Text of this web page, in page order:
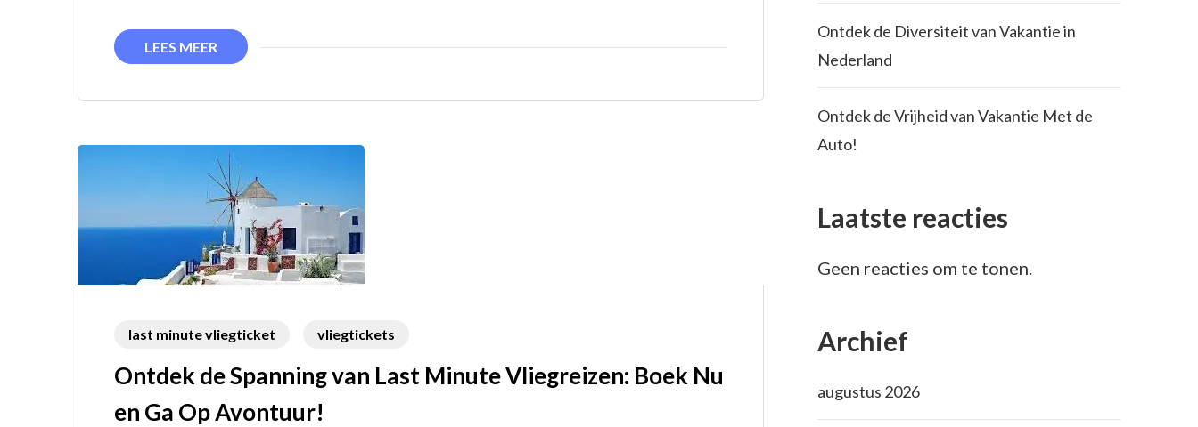
LEES MEER
last minute vliegticket vliegtickets
Ontdek de Spanning van Last Minute Vliegreizen: Boek Nu
en Ga Op Avontuur!
Ontdek de Diversiteit van Vakantie in
Nederland
Ontdek de Vrijheid van Vakantie Met de
Auto!
Laatste reacties
Geen reacties om te tonen.
Archief
augustus 2026